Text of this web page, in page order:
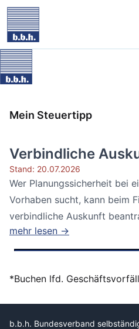
Mein Steuertipp
Verbindliche
Stand: 20.07.2026
Wer Planungssicherheit bei
Vorhaben sucht, kann beim
verbindliche Auskunft
Bundesfinanzhof...
mehr lesen →
*Buchen lfd.
b.b.h. Bundesverband